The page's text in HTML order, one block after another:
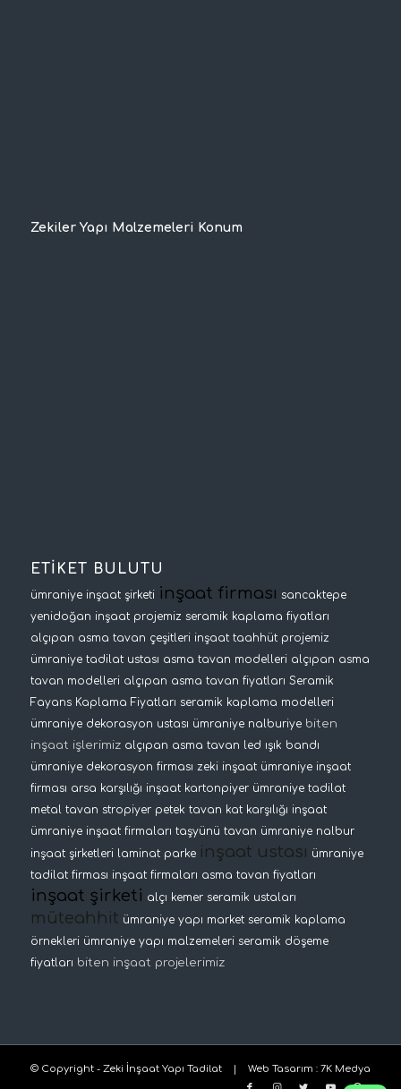
Zekiler Yapı Malzemeleri Konum
ETİKET BULUTU
ümraniye inşaat şirketi inşaat firması sancaktepe
yenidoğan inşaat projemiz seramik kaplama fiyatları
alçıpan asma tavan çeşitleri inşaat taahhüt projemiz
ümraniye tadilat ustası asma tavan modelleri alçıpan asma
tavan modelleri alçıpan asma tavan fiyatları Seramik
Fayans Kaplama Fiyatları seramik kaplama modelleri
ümraniye dekorasyon ustası ümraniye nalburiye biten
inşaat işlerimiz alçıpan asma tavan led ışık bandı
ümraniye dekorasyon firması zeki inşaat ümraniye inşaat
firması arsa karşılığı inşaat kartonpiyer ümraniye tadilat
metal tavan stropiyer petek tavan kat karşılığı inşaat
ümraniye inşaat firmaları taşyünü tavan ümraniye nalbur
inşaat şirketleri laminat parke inşaat ustası ümraniye
tadilat firması inşaat firmaları asma tavan fiyatları
inşaat şirketi alçı kemer seramik ustaları
müteahhit ümraniye yapı market seramik kaplama
örnekleri ümraniye yapı malzemeleri seramik döşeme
fiyatları biten inşaat projelerimiz
© Copyright - Zeki İnşaat Yapı Tadilat | Web Tasarım : 7K Medya